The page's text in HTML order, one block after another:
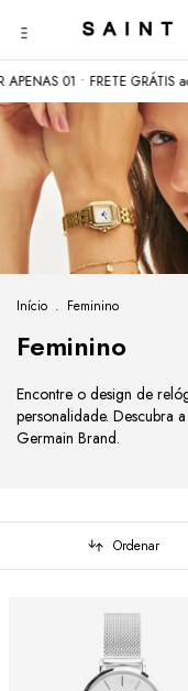
01 • FRETE GRÁTIS acima
Início . Feminino
Feminino
Encontre o design de
personalidade. Descubra
Germain Brand.
Ordenar